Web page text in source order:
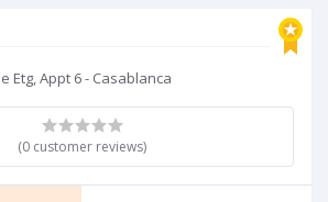
Etg, Appt 6 - Casablanca
(0 customer reviews)